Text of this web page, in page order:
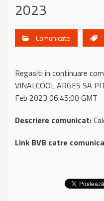
2023
Comunicate
Regasiti in continuare
VINALCOOL ARGES SA
Feb 2023 06:45:00 GMT
Descriere comunicat:
Link BVB catre